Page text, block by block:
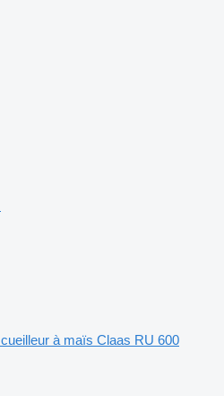
cueilleur à maïs Claas RU 600